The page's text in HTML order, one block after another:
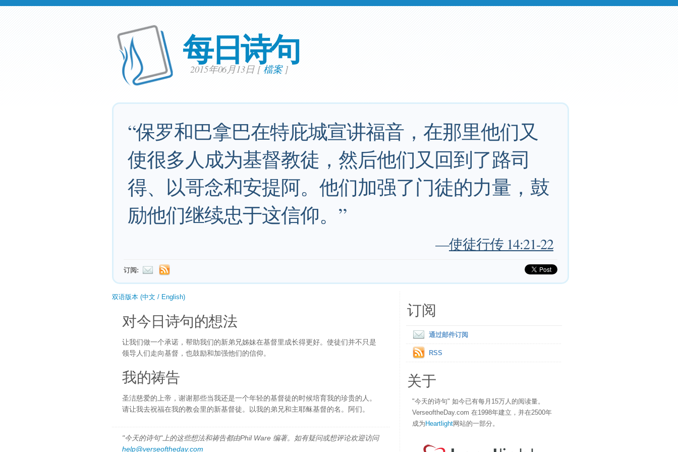
每日诗句
2015年06月13日 [檔案]
“保罗和巴拿巴在特庇城宣讲福音，在那里他们又
使很多人成为基督教徒，然后他们又回到了路司
得、以哥念和安提阿。他们加强了门徒的力量，鼓
励他们继续忠于这信仰。”
—使徒行传 14:21-22
订阅:
双语版本 (中文 / English)
对今日诗句的想法
让我们做一个承诺，帮助我们的新弟兄姊妹在基督里成长得更好。使徒们并不只是
领导人们走向基督，也鼓励和加强他们的信仰。
我的祷告
圣洁慈爱的上帝，谢谢那些当我还是一个年轻的基督徒的时候培育我的珍贵的人。
请让我去祝福在我的教会里的新基督徒。以我的弟兄和主耶稣基督的名。阿们。
"今天的诗句"上的这些想法和祷告都由Phil Ware 编著。如有疑问或想评论欢迎访问
help@verseoftheday.com
订阅
通过邮件订阅
RSS
关于
"今天的诗句" 如今已有每月15万人的阅读量。
VerseoftheDay.com 在1998年建立，并在2500年
成为 Heartlight网站的一部分。